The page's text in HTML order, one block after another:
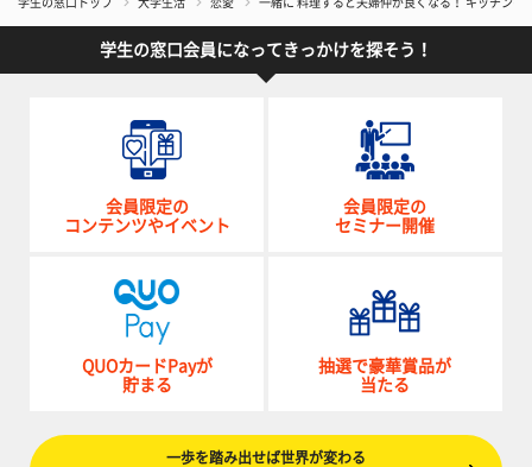
学生の窓口トップ 大学生活 恋愛 一緒に 料理すると夫婦仲が良くなる！ キッチンの
学生の窓口会員になってきっかけを探そう！
会員限定の
コンテンツやイベント
会員限定の
セミナー開催
QUOカードPayが
貯まる
抽選で豪華賞品が
当たる
一歩を踏み出せば世界が変わる